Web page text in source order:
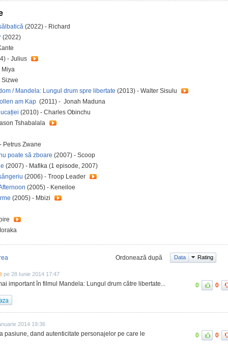
(2022) - Richard
(2022)
- Julius
Miya
Sizwe
/ Mandela: Lungul drum spre libertate (2013) - Walter Sisulu
am Kap (2011) - Jonah Maduna
(2010) - Charles Obinchu
Tshabalala
Petrus Zwane
poate să zboare (2007) - Scoop
(2007) - Mafika (1 episode, 2007)
(2006) - Troop Leader
(2005) - Keneiloe
(2005) - Mbizi
Ordonează după Data Rating
pe 28 Iunie 2014 17:47
important în filmul Mandela: Lungul drum către libertate... 0 0
2014 19:36
pasiune, dand autenticitate personajelor pe care le
0 0